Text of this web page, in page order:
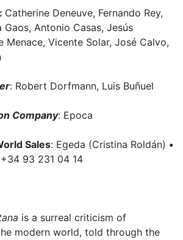
: Catherine Deneuve, Fernando Rey,
Gaos, Antonio Casas, Jesús
Menace, Vicente Solar, José Calvo,
: Robert Dorfmann, Luis Buñuel
Company: Epoca
Sales: Egeda (Cristina Roldán) •
93 231 04 14
is a surreal criticism of
modern world, told through the